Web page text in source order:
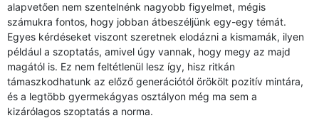
alapvetően nem szentelnénk nagyobb figyelmet, mégis
számukra fontos, hogy jobban átbeszéljünk egy-egy témát.
Egyes kérdéseket viszont szeretnek elodázni a kismamák, ilyen
például a szoptatás, amivel úgy vannak, hogy megy az majd
magától is. Ez nem feltétlenül lesz így, hisz ritkán
támaszkodhatunk az előző generációtól örökölt pozitív mintára,
és a legtöbb gyermekágyas osztályon még ma sem a
kizárólagos szoptatás a norma.